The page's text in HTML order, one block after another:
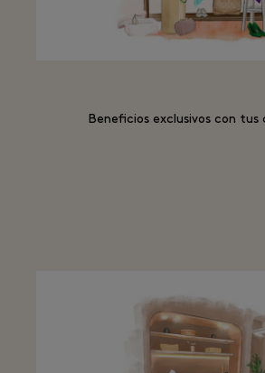
Beneficios exclusivos con tus